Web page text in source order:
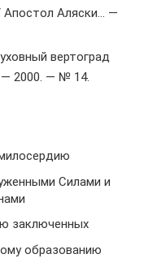
Аляски… —
вертоград
— 2000. — № 14.
Силами и
заключенных
образованию